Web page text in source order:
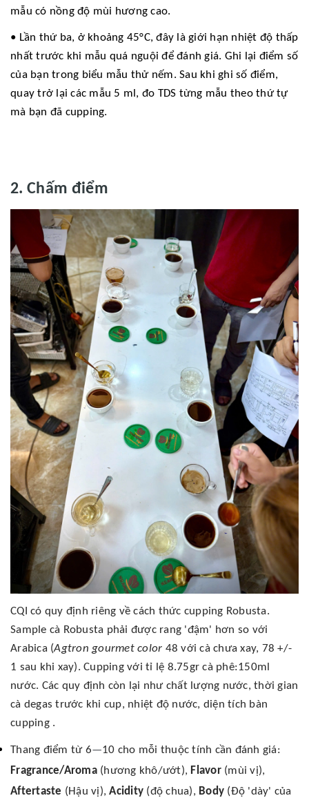
mẫu có nồng độ mùi hương cao.
• Lần thứ ba, ở khoảng 45°C, đây là giới hạn nhiệt độ thấp
nhất trước khi mẫu quá nguội để đánh giá. Ghi lại điểm số
của bạn trong biểu mẫu thử nếm. Sau khi ghi số điểm,
quay trở lại các mẫu 5 ml, đo TDS từng mẫu theo thứ tự
mà bạn đã cupping.
2. Chấm điểm
CQI có quy định riêng về cách thức cupping Robusta.
Sample cà Robusta phải được rang 'đậm' hơn so với
Arabica (Agtron gourmet color 48 với cà chưa xay, 78 +/-
1 sau khi xay). Cupping với tỉ lệ 8.75gr cà phê:150ml
nước. Các quy định còn lại như chất lượng nước, thời gian
cà degas trước khi cup, nhiệt độ nước, diện tích bàn
cupping .
Thang điểm từ 6—10 cho mỗi thuộc tính cần đánh giá:
Fragrance/Aroma(hương khô/ướt), Flavor(mùi vị),
Aftertaste (Hậu vị),Acidity (độ chua), Body (Độ 'dày' của